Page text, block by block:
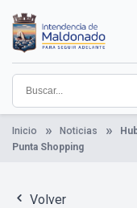
contenido
principal
Institucional
Municipios
Descubre Maldonado
Comunicación
Servicios
Guía De Trámites
Ver Noticias
Inicio Noticias
Punta Shopping
Volver